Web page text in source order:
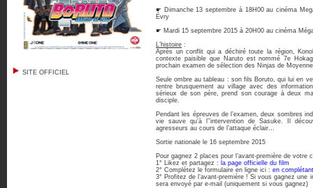
SITE OFFICIEL
☛ Dimanche 13 septembre à 18H00 au cinéma
Évry
☛ Mardi 15 septembre 2015 à 20H00 au cinéma
L’histoire :
Après un conflit qui a déchiré toute la région,
contexte paisible que Naruto est nommé 7e
prochain examen de sélection des Ninjas de
Seule ombre au tableau : son fils Boruto, qui lui en
rentre brusquement au village avec des
sérieux de son père, prend son courage à deux
disciple.
Pendant les épreuves de l’examen, deux sombres
vie sauve qu’à l’’intervention de Sasuke. Il
agresseurs au cours de l’attaque éclair…
Sortie nationale le 16 septembre 2015
Pour gagnez 2 places pour l’avant-première de votre
1° Likez et partagez : la page officielle du film
2° Complétez le formulaire en ligne ici : en
3° Profitez de l’avant-première ! Si vous gagnez
sera envoyé par e-mail (uniquement si vous gagnez)